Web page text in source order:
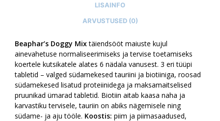
LISAINFO
ARVUSTUSED (0)
Beaphar’s Doggy Mixtäiendsööt maiuste kujul
ainevahetuse normaliseerimiseks ja tervise toetamiseks
koertele kutsikatele alates 6 nädala vanusest. 3 eri tüüpi
tabletid – valged südamekesed tauriini ja biotiiniga, roosad
südamekesed lisatud proteiinidega ja maksamaitselised
pruunikad ümarad tabletid. Biotiin aitab kaasa naha ja
karvastiku tervisele, tauriin on abiks nägemisele ning
südame- ja aju tööle. Koostis: piim ja piimasaadused,